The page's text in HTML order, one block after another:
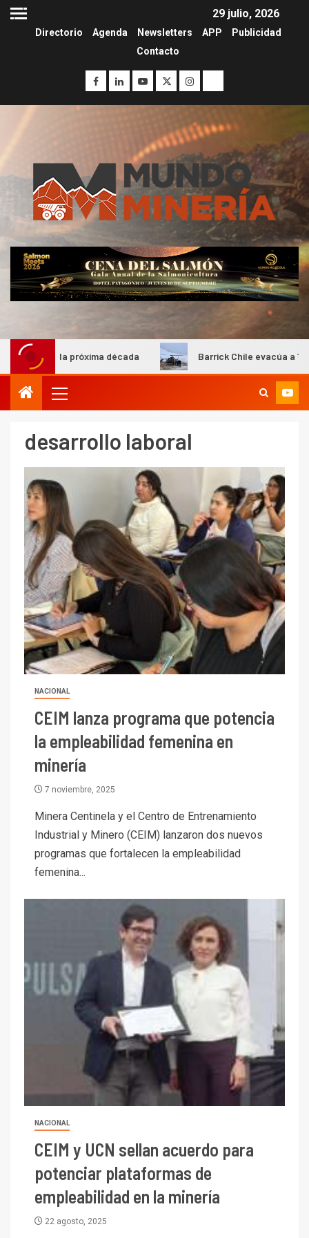
29 julio, 2026
Directorio Agenda Newsletters APP
Publicidad
Contacto
la próxima década Barrick Chile evacúa a 16
desarrollo laboral
NACIONAL
CEIM lanza programa que potencia
la empleabilidad femenina en
minería
7 noviembre, 2025
Minera Centinela y el Centro de Entrenamiento
Industrial y Minero (CEIM) lanzaron dos nuevos
programas que fortalecen la empleabilidad
femenina...
NACIONAL
CEIM y UCN sellan acuerdo para
potenciar plataformas de
empleabilidad en la minería
22 agosto, 2025
3